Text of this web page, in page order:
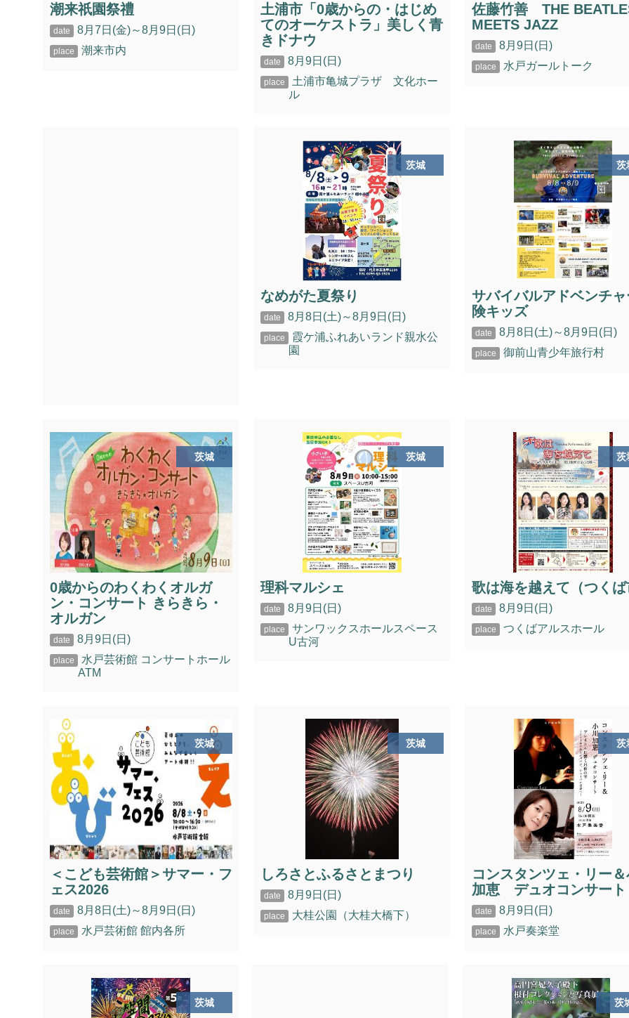
潮来祇園祭禮
8月7日(金)～8月9日(日)
潮来市内
土浦市「0歳からの・はじめ
てのオーケストラ」美しく青
きドナウ
8月9日(日)
土浦市亀城プラザ 文化ホー
ル
佐藤竹善 THE
MEETS JAZZ
8月9日(日)
水戸ガールトーク
茨城
なめがた夏祭り
8月8日(土)～8月9日(日)
霞ケ浦ふれあいランド親水公
園
茨
サバイバルアドベンチ
険キッズ
8月8日(土)～8月9日(日)
御前山青少年旅行村
茨城
0歳からのわくわくオルガ
ン・コンサート きらきら・
オルガン
8月9日(日)
水戸芸術館 コンサートホール
ATM
茨城
理科マルシェ
8月9日(日)
サンワックスホールスペース
U古河
茨
歌は海を越えて（つく
8月9日(日)
つくばアルスホール
茨城
＜こども芸術館＞サマー・フ
ェス2026
8月8日(土)～8月9日(日)
水戸芸術館 館内各所
茨城
しろさとふるさとまつり
8月9日(日)
大桂公園（大桂大橋下）
茨
コンスタンツェ・リー
加恵 デュオコンサート
8月9日(日)
水戸奏楽堂
茨城 茨